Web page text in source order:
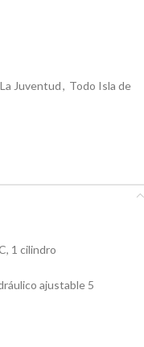
Juventud, Todo Isla de
1 cilindro
ajustable 5